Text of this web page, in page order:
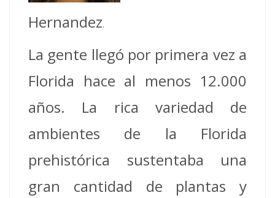
Hernandez.
La gente llegó por primera vez a
Florida hace al menos 12.000
años. La rica variedad de
ambientes de la Florida
prehistórica sustentaba una
gran cantidad de plantas y